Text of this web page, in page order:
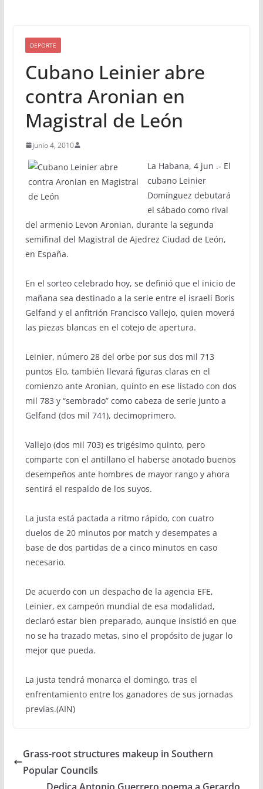
DEPORTE
Cubano Leinier abre
contra Aronian en
Magistral de León
junio 4, 2010
La Habana, 4 jun .- El
cubano Leinier
Domínguez debutará
el sábado como rival
del armenio Levon Aronian, durante la segunda
semifinal del Magistral de Ajedrez Ciudad de León,
en España.
En el sorteo celebrado hoy, se definió que el inicio de
mañana sea destinado a la serie entre el israelí Boris
Gelfand y el anfitrión Francisco Vallejo, quien moverá
las piezas blancas en el cotejo de apertura.
Leinier, número 28 del orbe por sus dos mil 713
puntos Elo, también llevará figuras claras en el
comienzo ante Aronian, quinto en ese listado con dos
mil 783 y “sembrado” como cabeza de serie junto a
Gelfand (dos mil 741), decimoprimero.
Vallejo (dos mil 703) es trigésimo quinto, pero
comparte con el antillano el haberse anotado buenos
desempeños ante hombres de mayor rango y ahora
sentirá el respaldo de los suyos.
La justa está pactada a ritmo rápido, con cuatro
duelos de 20 minutos por match y desempates a
base de dos partidas de a cinco minutos en caso
necesario.
De acuerdo con un despacho de la agencia EFE,
Leinier, ex campeón mundial de esa modalidad,
declaró estar bien preparado, aunque insistió en que
no se ha trazado metas, sino el propósito de jugar lo
mejor que pueda.
La justa tendrá monarca el domingo, tras el
enfrentamiento entre los ganadores de sus jornadas
previas.(AIN)
Grass-root structures makeup in Southern
Popular Councils